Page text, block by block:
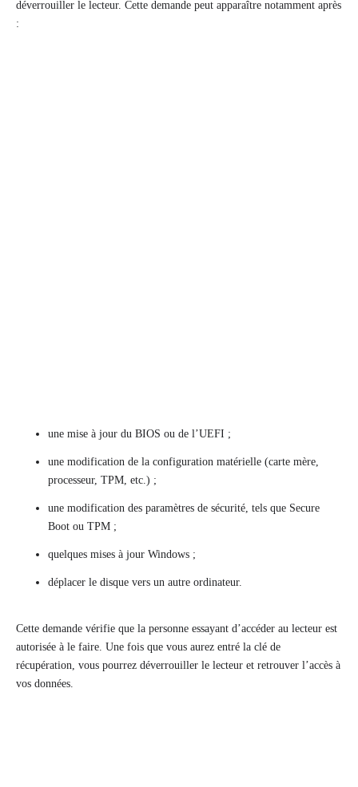
déverrouiller le lecteur. Cette demande peut apparaître notamment après
:
une mise à jour du BIOS ou de l’UEFI ;
une modification de la configuration matérielle (carte mère,
processeur, TPM, etc.) ;
une modification des paramètres de sécurité, tels que Secure
Boot ou TPM ;
quelques mises à jour Windows ;
déplacer le disque vers un autre ordinateur.
Cette demande vérifie que la personne essayant d’accéder au lecteur est
autorisée à le faire. Une fois que vous aurez entré la clé de
récupération, vous pourrez déverrouiller le lecteur et retrouver l’accès à
vos données.